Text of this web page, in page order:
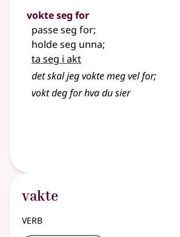
vokte seg for
passe seg for;
holde seg unna;
ta seg i akt
det skal jeg vokte meg vel for;
vokt deg for hva du sier
vakte
verb